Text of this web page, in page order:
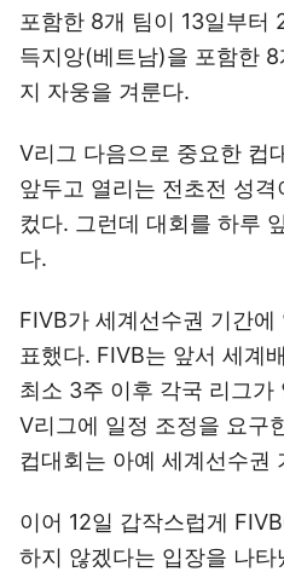
포함한 8개 팀이 13일부터
득지앙(베트남)을 포함한
지 자웅을 겨룬다.
V리그 다음으로 중요한 컵
앞두고 열리는 전초전 성
컸다. 그런데 대회를 하루
다.
FIVB가 세계선수권 기간
표했다. FIVB는 앞서 세계
최소 3주 이후 각국 리그
V리그에 일정 조정을 요구
컵대회는 아예 세계선수권
이어 12일 갑작스럽게
하지 않겠다는 입장을 나